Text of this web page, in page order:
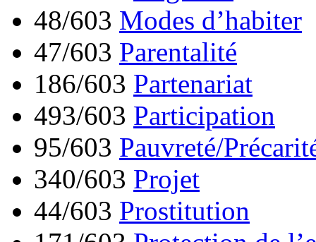
48/603 Modes d’habiter
47/603 Parentalité
186/603 Partenariat
493/603 Participation
95/603 Pauvreté/
340/603 Projet
44/603 Prostitution